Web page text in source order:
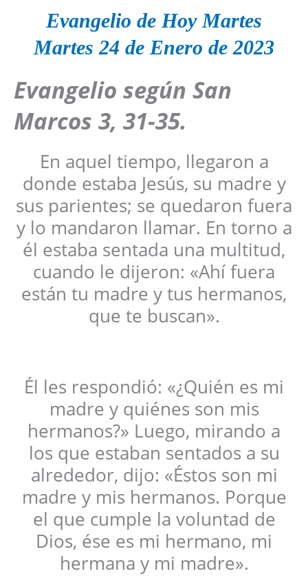
Evangelio de Hoy Martes
Martes 24 de Enero de 2023
Evangelio según San
Marcos 3, 31-35.
En aquel tiempo, llegaron a
donde estaba Jesús, su madre y
sus parientes; se quedaron fuera
y lo mandaron llamar. En torno a
él estaba sentada una multitud,
cuando le dijeron: «Ahí fuera
están tu madre y tus hermanos,
que te buscan».
Él les respondió: «¿Quién es mi
madre y quiénes son mis
hermanos?» Luego, mirando a
los que estaban sentados a su
alrededor, dijo: «Éstos son mi
madre y mis hermanos. Porque
el que cumple la voluntad de
Dios, ése es mi hermano, mi
hermana y mi madre».